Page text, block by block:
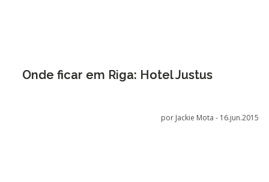
Onde ficar em Riga: Hotel Justus
por Jackie Mota - 16.jun.2015